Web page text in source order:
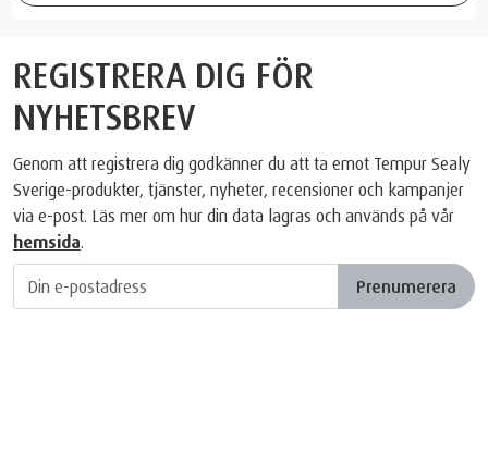
REGISTRERA DIG FÖR
NYHETSBREV
Genom att registrera dig godkänner du att ta emot Tempur Sealy
Sverige-produkter, tjänster, nyheter, recensioner och kampanjer
via e-post. Läs mer om hur din data lagras och används på vår
hemsida.
Prenumerera